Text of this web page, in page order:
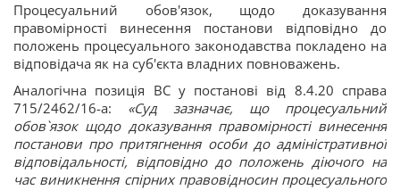
Процесуальний обов'язок, щодо доказування
правомірності винесення постанови відповідно до
положень процесуального законодавства покладено на
відповідача як на суб'єкта владних повноважень.
Аналогічна позиція ВС у постанові від 8.4.20 справа
715/2462/16-а: «Суд зазначає, що процесуальний
обов`язок щодо доказування правомірності винесення
постанови про притягнення особи до адміністративної
відповідальності, відповідно до положень діючого на
час виникнення спірних правовідносин процесуального